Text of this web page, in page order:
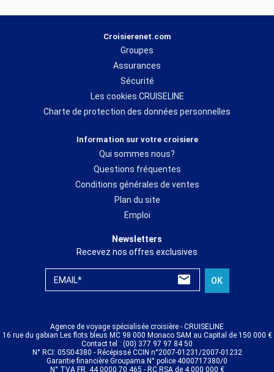
Croisierenet.com
Groupes
Assurances
Sécurité
Les cookies CRUISELINE
Charte de protection des données personnelles
Information sur votre croisiere
Qui sommes nous?
Questions fréquentes
Conditions générales de ventes
Plan du site
Emploi
Newsletters
Recevez nos offres exclusives
EMAIL* OK
Agence de voyage spécialisée croisière - CRUISELINE
16 rue du gabian Les flots bleus MC 98 000 Monaco SAM au Capital de 150 000 €
Contact tel : (00) 377 97 97 84 50
N° RCI: 05S04380 - Récépissé CCIN n°2007-01231/2007-01232
Garantie financière Groupama N° police 4000717380/0
N° TVA FR. 44 0000 70 465 - RC RSA de 4 000 000 €